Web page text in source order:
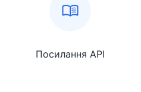
Посилання API